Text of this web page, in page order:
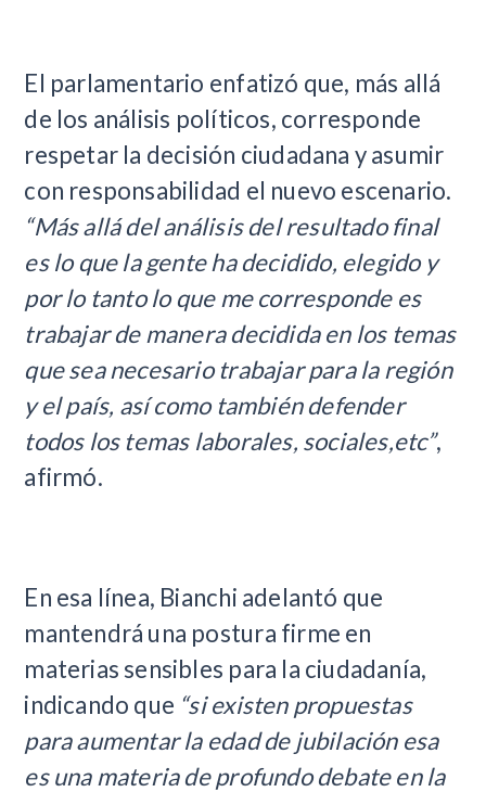
El parlamentario enfatizó que, más allá
de los análisis políticos, corresponde
respetar la decisión ciudadana y asumir
con responsabilidad el nuevo escenario.
“Más allá del análisis del resultado final
es lo que la gente ha decidido, elegido y
por lo tanto lo que me corresponde es
trabajar de manera decidida en los temas
que sea necesario trabajar para la región
y el país, así como también defender
todos los temas laborales, sociales,etc”,
afirmó.
En esa línea, Bianchi adelantó que
mantendrá una postura firme en
materias sensibles para la ciudadanía,
indicando que “si existen propuestas
para aumentar la edad de jubilación esa
es una materia de profundo debate en la